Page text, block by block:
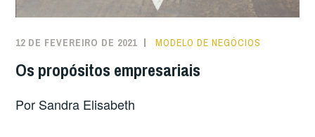
12 DE FEVEREIRO DE 2021 MODELO DE NEGÓCIOS
Os propósitos empresariais
Por Sandra Elisabeth